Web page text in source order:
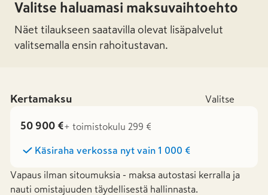
Valitse haluamasi maksuvaihtoehto
Näet tilaukseen saatavilla olevat lisäpalvelut
valitsemalla ensin rahoitustavan.
Kertamaksu Valitse
50 900 €+ toimistokulu 299 €
Käsiraha verkossa nyt vain 1 000 €
Vapaus ilman sitoumuksia - maksa autostasi kerralla ja
nauti omistajuuden täydellisestä hallinnasta.